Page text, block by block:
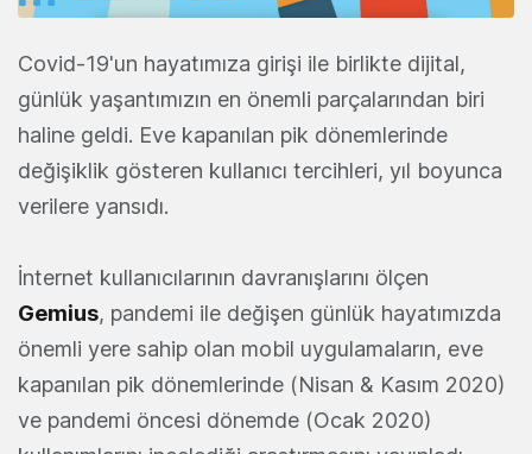
Covid-19'un hayatımıza girişi ile birlikte dijital,
günlük yaşantımızın en önemli parçalarından biri
haline geldi. Eve kapanılan pik dönemlerinde
değişiklik gösteren kullanıcı tercihleri, yıl boyunca
verilere yansıdı.
İnternet kullanıcılarının davranışlarını ölçen
Gemius, pandemi ile değişen günlük hayatımızda
önemli yere sahip olan mobil uygulamaların, eve
kapanılan pik dönemlerinde (Nisan & Kasım 2020)
ve pandemi öncesi dönemde (Ocak 2020)